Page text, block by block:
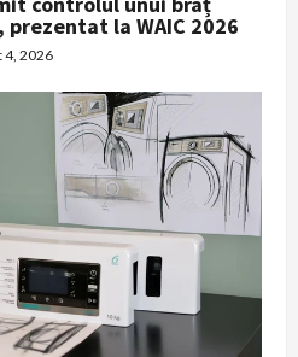
la WAIC 2026
4, 2026